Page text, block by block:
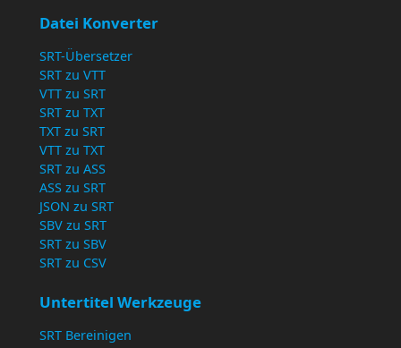
Datei Konverter
SRT-Übersetzer
SRT zu VTT
VTT zu SRT
SRT zu TXT
TXT zu SRT
VTT zu TXT
SRT zu ASS
ASS zu SRT
JSON zu SRT
SBV zu SRT
SRT zu SBV
SRT zu CSV
Untertitel Werkzeuge
SRT Bereinigen